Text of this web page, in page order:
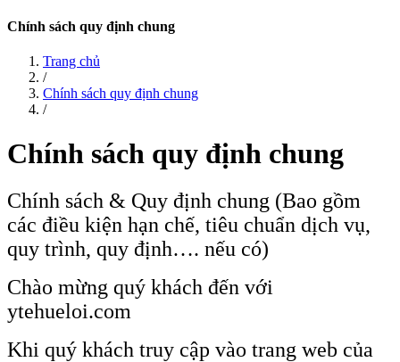
Chính sách quy định chung
Trang chủ
/
Chính sách quy định chung
/
Chính sách quy định chung
Chính sách & Quy định chung (Bao gồm
các điều kiện hạn chế, tiêu chuẩn dịch vụ,
quy trình, quy định…. nếu có)
Chào mừng quý khách đến với
ytehueloi.com
Khi quý khách truy cập vào trang web của